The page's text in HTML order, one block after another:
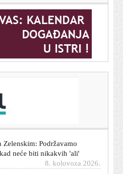
chef otkriva kako
oko
neće biti nikakvih 'ali'
8. kolovoza 2026.